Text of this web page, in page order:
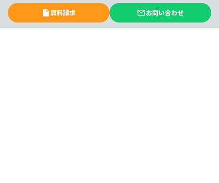
insert_drive_file資料請求 mail_outlineお問い合わせ